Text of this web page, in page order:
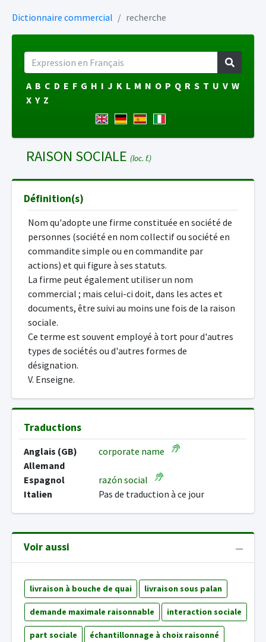
Dictionnaire commercial recherche
A B C D E F G H I J K L M N O P Q R S T U V W
X Y Z
RAISON SOCIALE (loc. f.)
Définition(s)
Nom qu'adopte une firme constituée en société de
personnes (société en nom collectif ou société en
commandite simple ou en commandite par
actions) et qui figure à ses statuts.
La firme peut également utiliser un nom
commercial ; mais celui-ci doit, dans les actes et
documents, être suivi au moins une fois de la raison
sociale.
Ce terme est souvent employé à tort pour d'autres
types de sociétés ou d'autres formes de
désignation.
V. Enseigne.
Traductions
Anglais (GB)
corporate name
Allemand
Espagnol
razón social
Italien
Pas de traduction à ce jour
Voir aussi
livraison à bouche de quai livraison sous palan
demande maximale raisonnable interaction sociale
part sociale échantillonnage à choix raisonné